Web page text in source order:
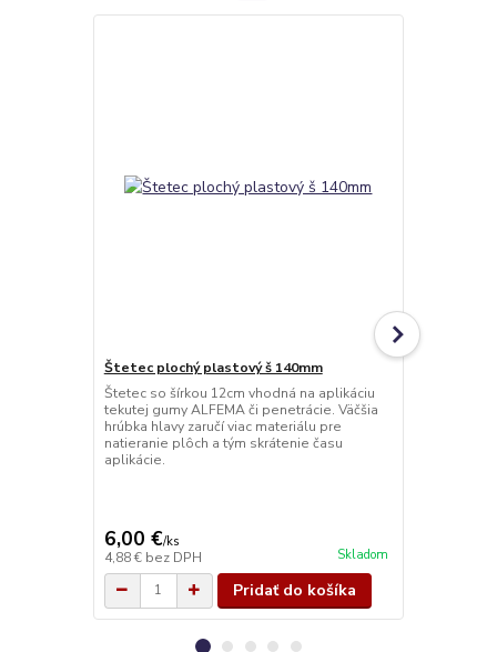
Štetec plochý plastový š 140mm
Štetec so šírkou 12cm vhodná na aplikáciu
tekutej gumy ALFEMA či penetrácie. Väčšia
hrúbka hlavy zaručí viac materiálu pre
natieranie plôch a tým skrátenie času
aplikácie.
6,00 €/ks
4,88 € bez DPH Skladom
Pridať do košíka